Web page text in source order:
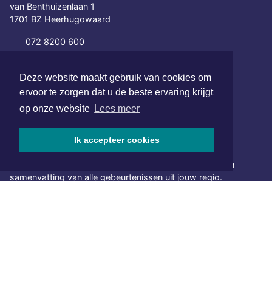
Deze website maakt gebruik van cookies om
ervoor te zorgen dat u de beste ervaring krijgt
op onze website Lees meer
Ik accepteer cookies
van Benthuizenlaan 1
1701 BZ Heerhugowaard
072 8200 600
www.xyto.nl
SOCIAL MEDIA
NIEUWSBRIEF AANMELDEN
Schrijf je in voor onze nieuwsbrief en krijg wekelijks een
samenvatting van alle gebeurtenissen uit jouw regio.